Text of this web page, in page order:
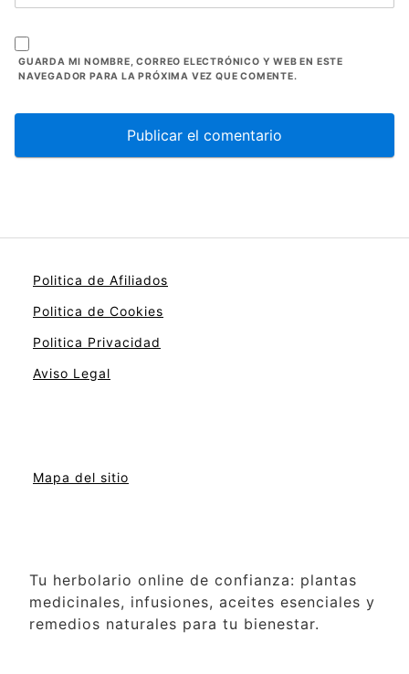
GUARDA MI NOMBRE, CORREO ELECTRÓNICO Y WEB EN ESTE
NAVEGADOR PARA LA PRÓXIMA VEZ QUE COMENTE.
Politica de Afiliados
Politica de Cookies
Politica Privacidad
Aviso Legal
Mapa del sitio
Tu herbolario online de confianza: plantas
medicinales, infusiones, aceites esenciales y
remedios naturales para tu bienestar.